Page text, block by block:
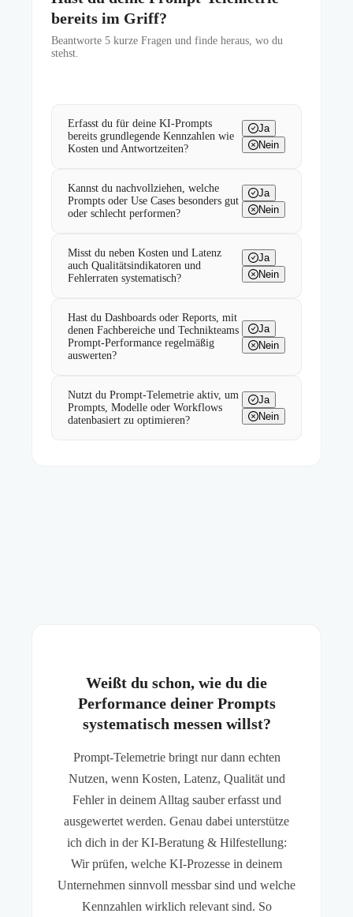
bereits im Griff?
Beantworte 5 kurze Fragen und finde heraus, wo du
stehst.
Erfasst du für deine KI-Prompts
bereits grundlegende Kennzahlen wie
Kosten und Antwortzeiten?
Ja
Nein
Kannst du nachvollziehen, welche
Prompts oder Use Cases besonders gut
oder schlecht performen?
Ja
Nein
Misst du neben Kosten und Latenz
auch Qualitätsindikatoren und
Fehlerraten systematisch?
Ja
Nein
Hast du Dashboards oder Reports, mit
denen Fachbereiche und Technikteams
Prompt-Performance regelmäßig
auswerten?
Ja
Nein
Nutzt du Prompt-Telemetrie aktiv, um
Prompts, Modelle oder Workflows
datenbasiert zu optimieren?
Ja
Nein
Weißt du schon, wie du die
Performance deiner Prompts
systematisch messen willst?
Prompt-Telemetrie bringt nur dann echten
Nutzen, wenn Kosten, Latenz, Qualität und
Fehler in deinem Alltag sauber erfasst und
ausgewertet werden. Genau dabei unterstütze
ich dich in der KI-Beratung & Hilfestellung:
Wir prüfen, welche KI-Prozesse in deinem
Unternehmen sinnvoll messbar sind und welche
Kennzahlen wirklich relevant sind. So